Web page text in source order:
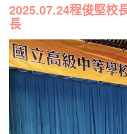
2025.07.24程俊堅校
長